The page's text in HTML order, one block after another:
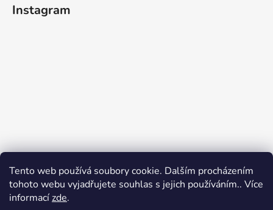
Tento web používá soubory cookie. Dalším procházením
tohoto webu vyjadřujete souhlas s jejich používáním.. Více
informacízde.
Instagram